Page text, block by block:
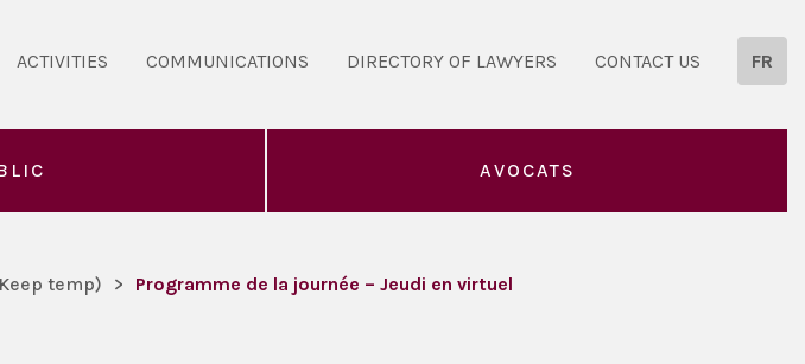
ACTIVITIES COMMUNICATIONS DIRECTORY OF LAWYERS CONTACT US FR
AVOCATS
temp) > Programme de la journée – Jeudi en virtuel